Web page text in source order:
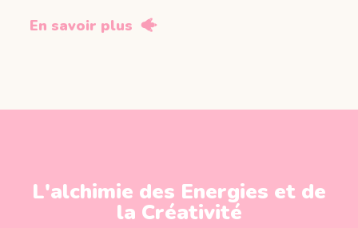
En savoir plus
L'alchimie des Energies et de
la Créativité